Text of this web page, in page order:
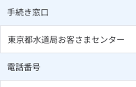
手続き窓口
東京都水道局お客さまセンター
電話番号